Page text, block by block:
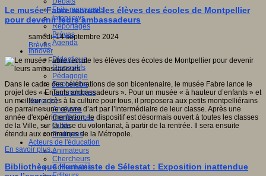
Faits marquants
Interviews
Reportages
Brèves
Agenda
Innover
Didactique
Dispositifs
Pédagogie
Recherche
Technologies
Savoir(s)
Analyses
Conférences
Outils
Pratiques
Acteurs de l'éducation
Animateurs
Chercheurs
Collectivités
Le musée Fabre recrute les élèves des écoles de Montpellier
pour devenir leurs ambassadeurs
samedi, 14 septembre 2024
Brèves
Dans le cadre des célébrations de son bicentenaire, le musée Fabre lance le
projet des « Enfants ambassadeurs ». Pour un musée « à hauteur d’enfants » et
un meilleur accès à la culture pour tous, il proposera aux petits montpelliérains
de parrainer une œuvre d’art par l’intermédiaire de leur classe. Après une
année d'expérimentation, le dispositif est désormais ouvert à toutes les classes
de la Ville, sur la base du volontariat, à partir de la rentrée. Il sera ensuite
étendu aux communes de la Métropole.
En savoir plus...
Bibliothèque Humaniste de Sélestat : Exposition inattendue